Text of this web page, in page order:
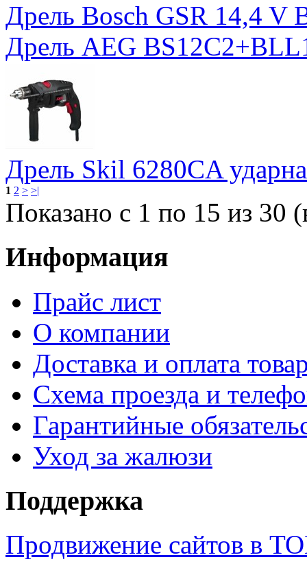
Дрель Bosch GSR 14,4 V
Дрель AEG
Дрель Skil 6280CA
1 2 > >|
Показано с 1 по 15 из 30
Информация
Прайс лист
О компании
Доставка и оплата
Схема проезда и
Гарантийные
Уход за жалюзи
Поддержка
Продвижение сайтов в